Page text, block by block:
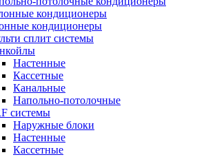
кондиционеры
кондиционеры
сплит системы
Настенные
Кассетные
Канальные
Напольно-потолочные
системы
Наружные блоки
Настенные
Кассетные